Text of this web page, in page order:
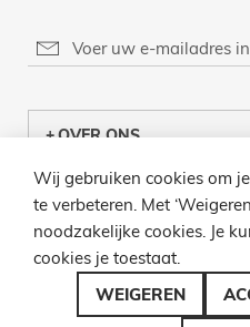
OVER ONS
KLANTENCENTRUM
INFO
BEL ONS
Wij gebruiken cookies om
te verbeteren. Met
noodzakelijke cookies. Je
cookies je toestaat.
WEIGEREN